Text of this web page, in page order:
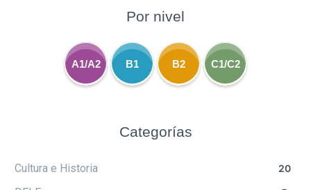
Por nivel
A1/A2 B1 B2 C1/C2
Categorías
Cultura e Historia 20